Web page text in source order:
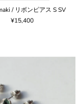
/ リボンピアス S SV
¥15,400